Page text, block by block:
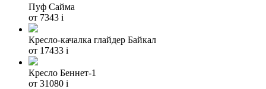
Пуф Сайма
от 7343 i
Кресло-качалка глайдер Байкал
от 17433 i
Кресло Беннет-1
от 31080 i